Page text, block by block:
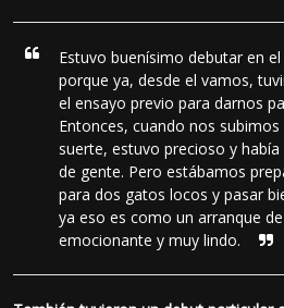
Estuvo buenísimo debutar en
porque ya, desde el vamos,
el ensayo previo para darnos
Entonces, cuando nos
suerte, estuvo precioso y
de gente. Pero estábamos
para dos gatos locos y pasar
ya eso es como un arranque
emocionante y muy lindo.